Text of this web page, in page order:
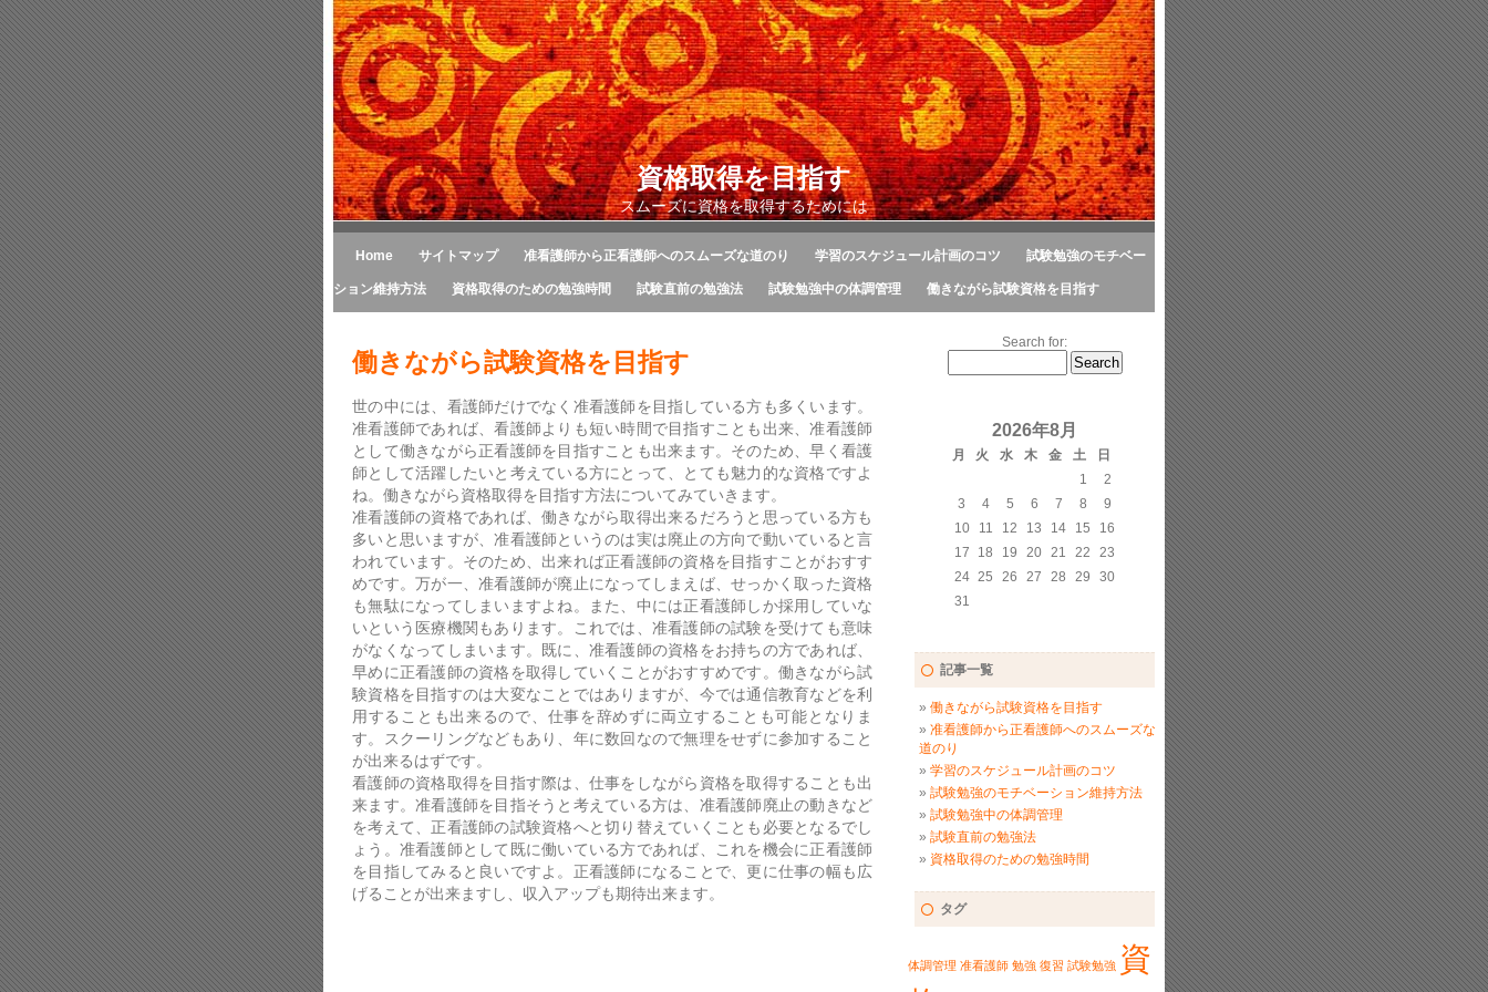
資格取得を目指す
スムーズに資格を取得するためには
Home サイトマップ 准看護師から正看護師へのスムーズな道のり 学習のスケジュール計画のコツ 試験勉強のモチベー
ション維持方法 資格取得のための勉強時間 試験直前の勉強法 試験勉強中の体調管理 働きながら試験資格を目指す
働きながら試験資格を目指す
世の中には、看護師だけでなく准看護師を目指している方も多くいます。
准看護師であれば、看護師よりも短い時間で目指すことも出来、准看護師
として働きながら正看護師を目指すことも出来ます。そのため、早く看護
師として活躍したいと考えている方にとって、とても魅力的な資格ですよ
ね。働きながら資格取得を目指す方法についてみていきます。
准看護師の資格であれば、働きながら取得出来るだろうと思っている方も
多いと思いますが、准看護師というのは実は廃止の方向で動いていると言
われています。そのため、出来れば正看護師の資格を目指すことがおすす
めです。万が一、准看護師が廃止になってしまえば、せっかく取った資格
も無駄になってしまいますよね。また、中には正看護師しか採用していな
いという医療機関もあります。これでは、准看護師の試験を受けても意味
がなくなってしまいます。既に、准看護師の資格をお持ちの方であれば、
早めに正看護師の資格を取得していくことがおすすめです。働きながら試
験資格を目指すのは大変なことではありますが、今では通信教育などを利
用することも出来るので、仕事を辞めずに両立することも可能となりま
す。スクーリングなどもあり、年に数回なので無理をせずに参加すること
が出来るはずです。
看護師の資格取得を目指す際は、仕事をしながら資格を取得することも出
来ます。准看護師を目指そうと考えている方は、准看護師廃止の動きなど
を考えて、正看護師の試験資格へと切り替えていくことも必要となるでし
ょう。准看護師として既に働いている方であれば、これを機会に正看護師
を目指してみると良いですよ。正看護師になることで、更に仕事の幅も広
げることが出来ますし、収入アップも期待出来ます。
Search for:
2026年8月
月 火 水 木 金 土
日
1
2
3
4 5 6 7 8
9
10
11 12 13 14 15
16
17
18 19 20 21 22
23
24 25 26 27 28 29
30
31
記事一覧
働きながら試験資格を目指す
准看護師から正看護師へのスムーズな
道のり
学習のスケジュール計画のコツ
試験勉強のモチベーション維持方法
試験勉強中の体調管理
試験直前の勉強法
資格取得のための勉強時間
タグ
体調管理 准看護師 勉強 復習 試験勉強 資